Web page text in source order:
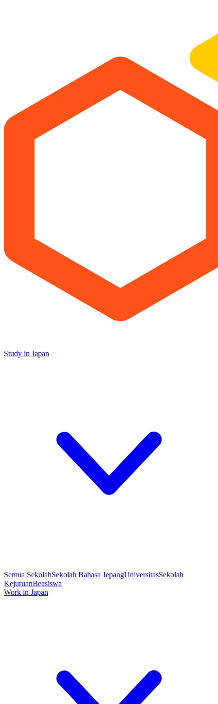
Study in Japan
Semua SekolahSekolah Bahasa JepangUniversitasSekolah
KejuruanBeasiswa
Work in Japan